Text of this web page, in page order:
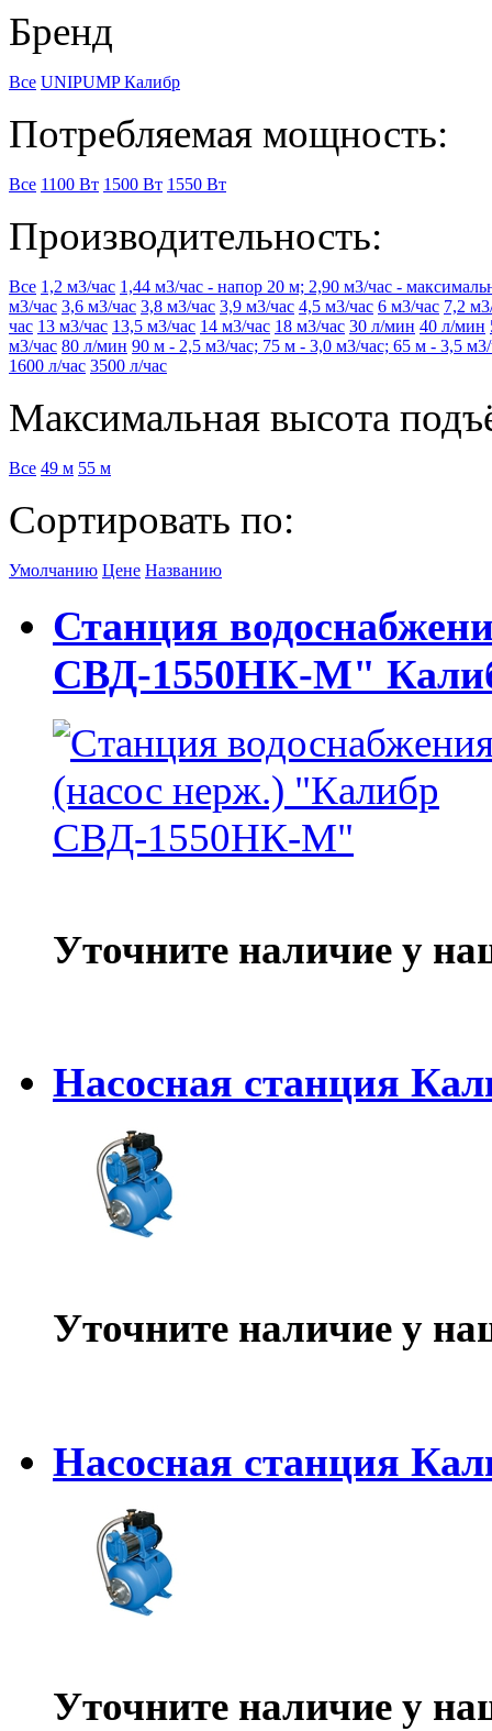
Бренд
Все UNIPUMPКалибр
Потребляемая мощность:
Все 1100 Вт 1500 Вт 1550 Вт
Производительность:
Все 1,2 м3/час 1,44 м3/час - напор 20 м; 2,90 м3/час -
м3/час 3,6 м3/час 3,8 м3/час 3,9 м3/час 4,5 м3/час 6 м3/час 7,2
час 13 м3/час 13,5 м3/час 14 м3/час 18 м3/час 30 л/мин 40 л/мин
м3/час 80 л/мин 90 м - 2,5 м3/час; 75 м - 3,0 м3/час; 65 м - 3,5 м3/
1600 л/час 3500 л/час
Максимальная высота
Все 49 м 55 м
Сортировать по:
Умолчанию Цене Названию
Станция
СВД-1550НК-М"
Уточните наличие у
Насосная станция
Уточните наличие у
Насосная станция
Уточните наличие у